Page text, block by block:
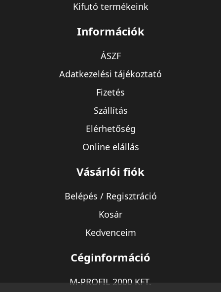
Kifutó termékeink
Információk
ÁSZF
Adatkezelési tájékoztató
Fizetés
Szállítás
Elérhetőség
Online elállás
Vásárlói fiók
Belépés / Regisztráció
Kosár
Kedvenceim
Céginformáció
M-PROFIL 2000 KFT.